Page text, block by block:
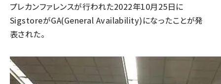
プレカンファレンスが行われた2022年10月25日に
SigstoreがGA(General Availability)になったことが発
表された。